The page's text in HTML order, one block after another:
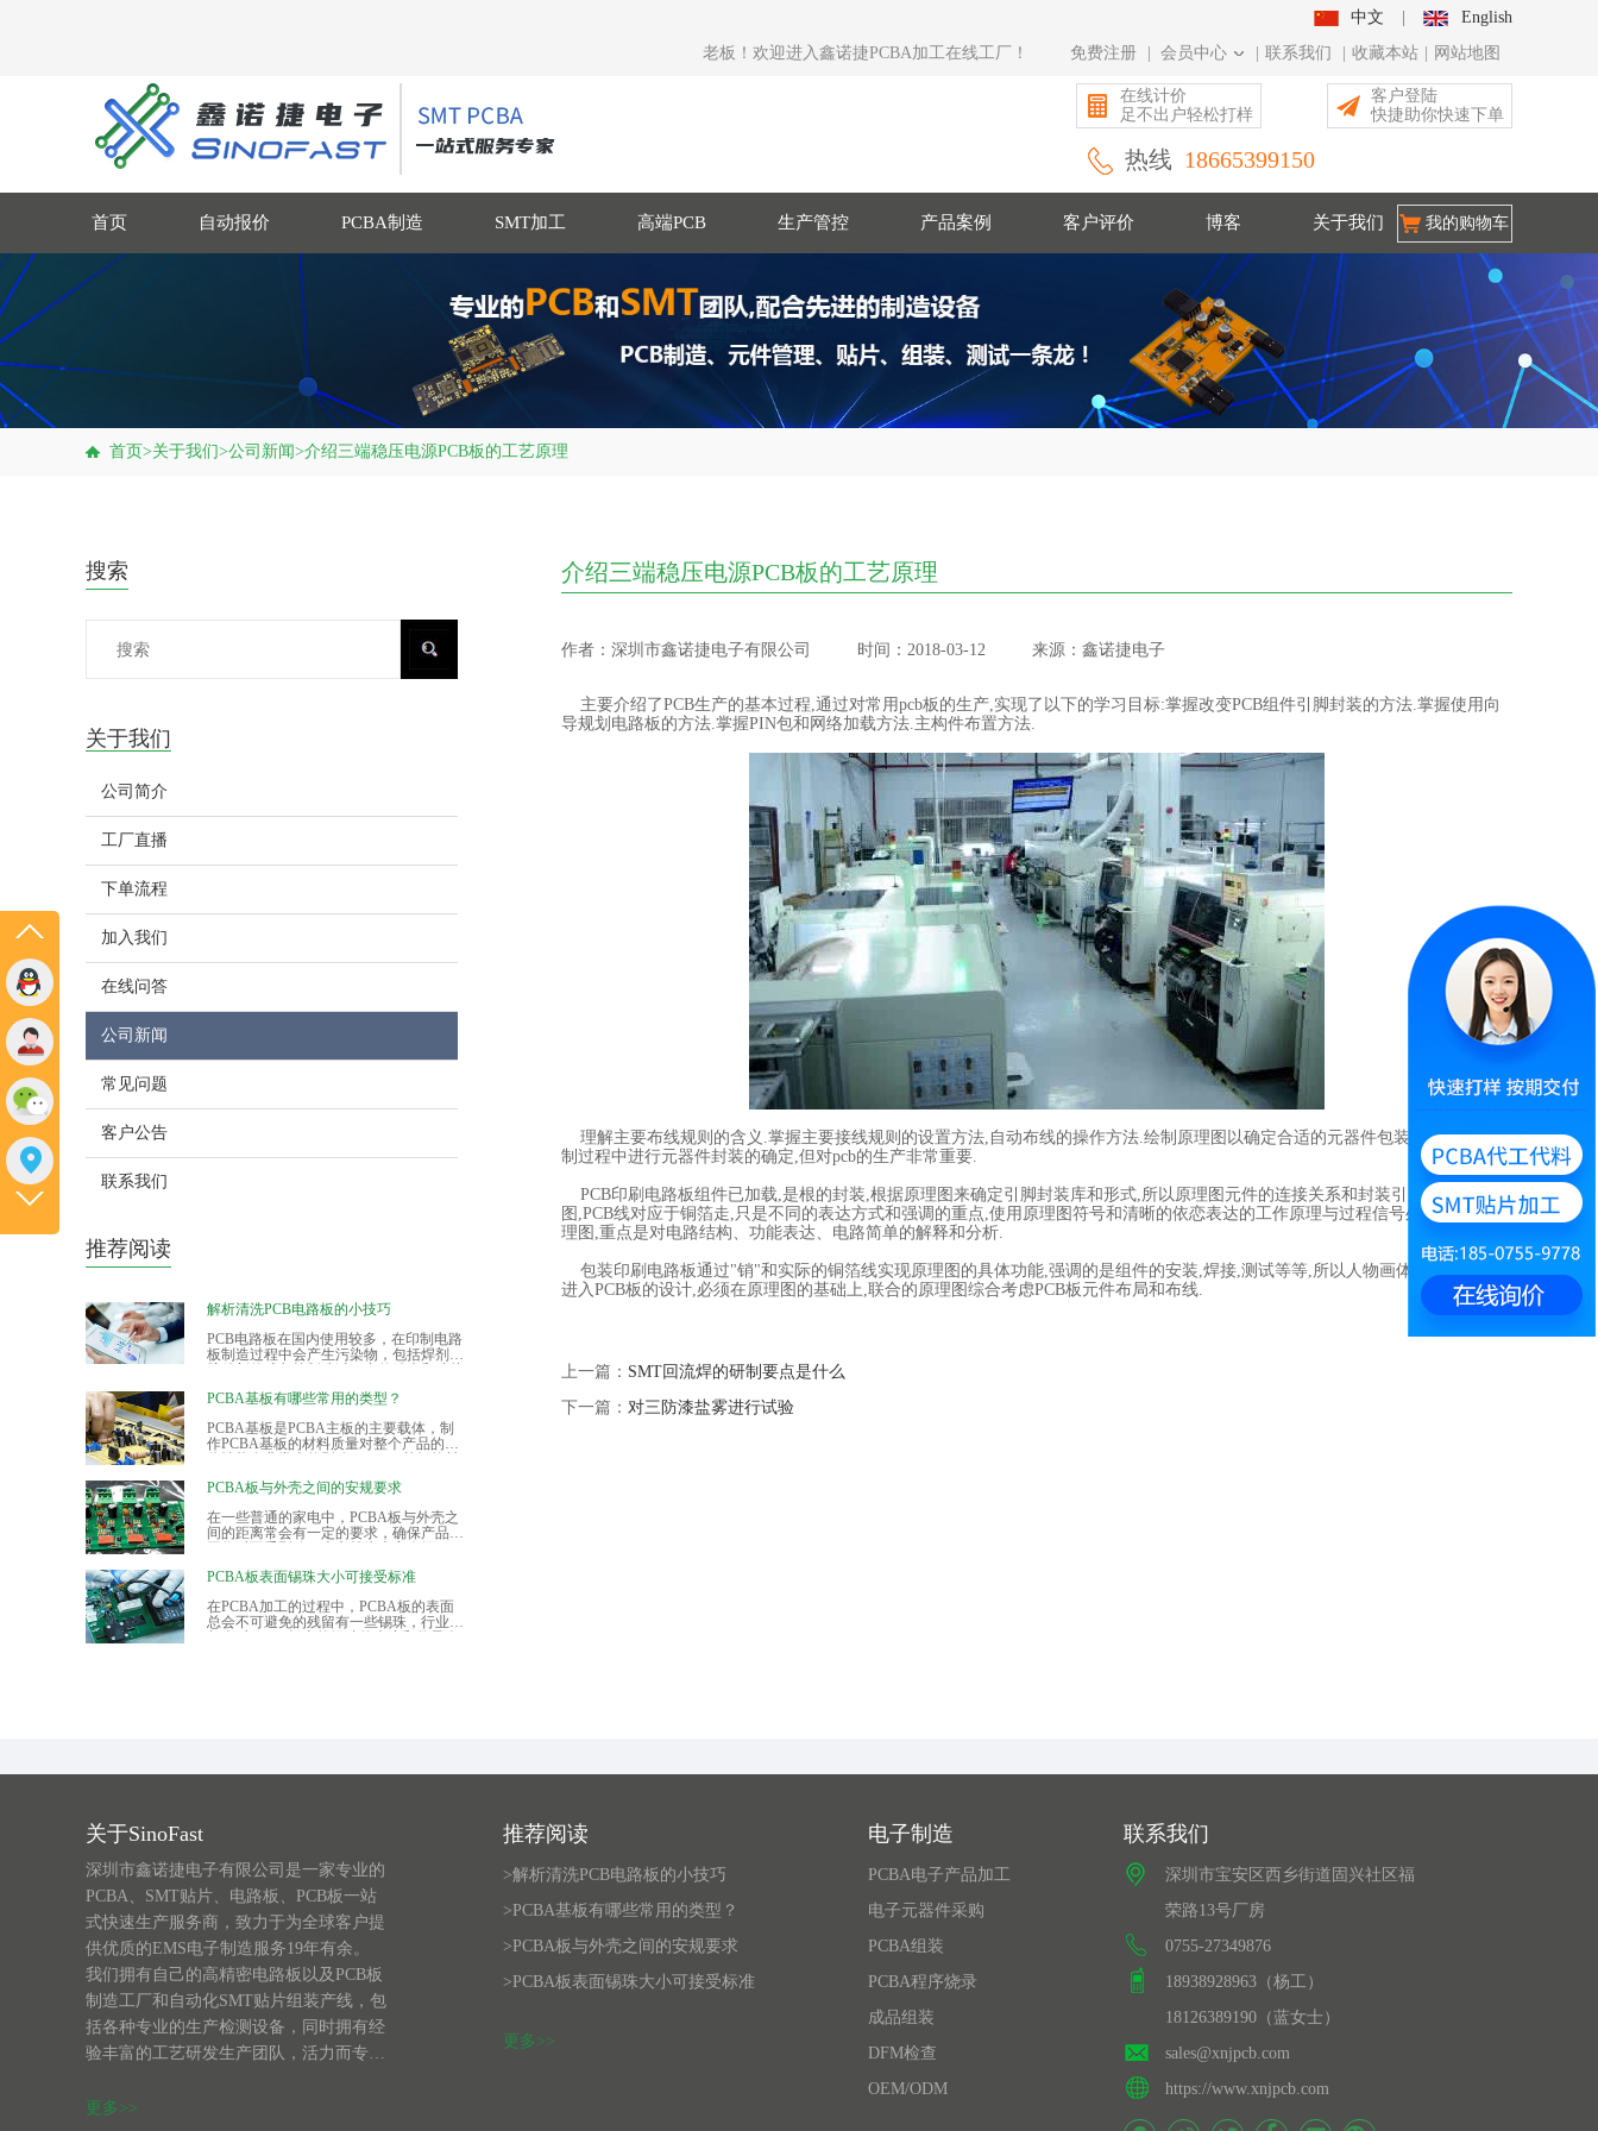
中文
English
老板！欢迎进入鑫诺捷PCBA加工在线工厂！
免费注册 会员中心 联系我们 收藏本站 网站地图
客户登陆
快捷助你快速下单
在线计价
足不出户轻松打样
热线 18665399150
首页 自动报价 PCBA制造 SMT加工 高端PCB 生产管控 产品案例 客户评价 博客 关于我们 我的购物车
首页>关于我们>公司新闻>介绍三端稳压电源PCB板的工艺原理
搜索
关于我们
公司简介
工厂直播
下单流程
加入我们
在线问答
公司新闻
常见问题
客户公告
联系我们
推荐阅读
解析清洗PCB电路板的小技巧
PCB电路板在国内使用较多，在印制电路
板制造过程中会产生污染物，包括焊剂和
表面，则电阻和漏电会导致pcb电路板失
制造过程中清洁pcb电路板是重要的一
步。
PCBA基板有哪些常用的类型？
PCBA基板是PCBA主板的主要载体，制
作PCBA基板的材料质量对整个产品的整
CEM-3、FR-4、铝基板、FPC等，目前，
板。
PCBA板与外壳之间的安规要求
在一些普通的家电中，PCBA板与外壳之
间的距离常会有一定的要求，确保产品在
PCBA板表面锡珠大小可接受标准
在PCBA加工的过程中，PCBA板的表面
总会不可避免的残留有一些锡珠，行业内
介绍三端稳压电源PCB板的工艺原理
作者：深圳市鑫诺捷电子有限公司 时间：2018-03-12 来源：鑫诺捷电子
主要介绍了PCB生产的基本过程,通过对常用pcb板的生产,实现了以下的学习目标:掌握改变PCB组件引脚封装的方法.掌握使用向
导规划电路板的方法.掌握PIN包和网络加载方法.主构件布置方法.
理解主要布线规则的含义.掌握主要接线规则的设置方法,自动布线的操作方法.绘制原理图以确定合适的元器件包装,在程序图绘
制过程中进行元器件封装的确定,但对pcb的生产非常重要.
PCB印刷电路板组件已加载,是根的封装,根据原理图来确定引脚封装库和形式,所以原理图元件的连接关系和封装引脚的PCB原理
图,PCB线对应于铜箔走,只是不同的表达方式和强调的重点,使用原理图符号和清晰的依恋表达的工作原理与过程信号处理电路的原
理图,重点是对电路结构、功能表达、电路简单的解释和分析.
包装印刷电路板通过"销"和实际的铜箔线实现原理图的具体功能,强调的是组件的安装,焊接,测试等等,所以人物画体系的原则逐渐
进入PCB板的设计,必须在原理图的基础上,联合的原理图综合考虑PCB板元件布局和布线.
上一篇： SMT回流焊的研制要点是什么
下一篇： 对三防漆盐雾进行试验
关于SinoFast
深圳市鑫诺捷电子有限公司是一家专业的
PCBA、SMT贴片、电路板、PCB板一站
式快速生产服务商，致力于为全球客户提
供优质的EMS电子制造服务19年有余。
我们拥有自己的高精密电路板以及PCB板
制造工厂和自动化SMT贴片组装产线，包
括各种专业的生产检测设备，同时拥有经
验丰富的工艺研发生产团队，活力而专业
装配测试团队，国际化标准的管理体系，
更多>>
推荐阅读
>解析清洗PCB电路板的小技巧
>PCBA基板有哪些常用的类型？
>PCBA板与外壳之间的安规要求
>PCBA板表面锡珠大小可接受标准
更多>>
电子制造
PCBA电子产品加工
电子元器件采购
PCBA组装
PCBA程序烧录
成品组装
DFM检查
OEM/ODM
联系我们
深圳市宝安区西乡街道固兴社区福
荣路13号厂房
0755-27349876
18938928963（杨工）
18126389190（蓝女士）
sales@xnjpcb.com
https://www.xnjpcb.com